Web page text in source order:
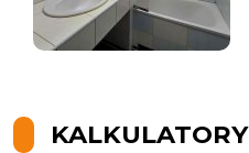
KALKULATORY